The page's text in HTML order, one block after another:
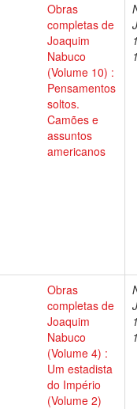
Obras
completas de
Joaquim
Nabuco
(Volume 10) :
Pensamentos
soltos.
Camões e
assuntos
americanos
Obras
completas de
Joaquim
Nabuco
(Volume 4) :
Um estadista
do Império
(Volume 2)